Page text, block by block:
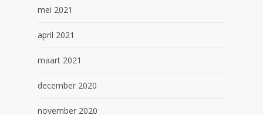
mei 2021
april 2021
maart 2021
december 2020
november 2020